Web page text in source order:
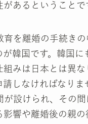
あるということで
育を離婚の手続きの
が韓国です。韓国に
みは日本とは異な
請しなければなりま
が設けられ、その
響や離婚後の親の